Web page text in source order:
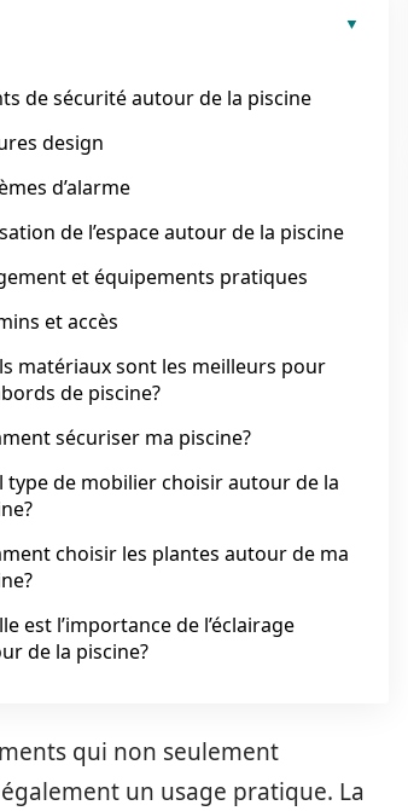
de sécurité autour de la piscine
design
d’alarme
de l’espace autour de la piscine
et équipements pratiques
et accès
matériaux sont les meilleurs pour
de piscine?
sécuriser ma piscine?
type de mobilier choisir autour de la
choisir les plantes autour de ma
est l’importance de l’éclairage
de la piscine?
qui non seulement
un usage pratique. La